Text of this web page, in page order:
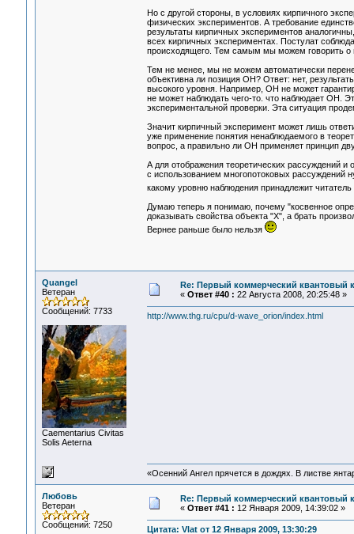
Но с другой стороны, в условиях кирпичного
физических экспериментов. А требование
результаты кирпичных экспериментов
всех кирпичных экспериментах. Постулат
происходящего. Тем самым мы можем говорить о
Тем не менее, мы не можем автоматически
объективна ли позиция ОН? Ответ: нет,
высокого уровня. Например, ОН не может
не может наблюдать чего-то. что наблюдает ОН.
экспериментальной проверки. Эта ситуация
Значит кирпичный эксперимент может лишь
уже применение понятия ненаблюдаемого в
вопрос, а правильно ли ОН применяет принцип
А для отображения теоретических рассуждений и
с использованием многопотоковых рассуждений
какому уровню наблюдения принадлежит
Думаю теперь я понимаю, почему "косвенное
доказывать свойства объекта "Х", а брать
Вернее раньше было нельзя
Quangel
Ветеран
Сообщений: 7733
Сaementarius Civitas
Solis Aeterna
Re: Первый коммерческий квантовый
« Ответ #40 : 22 Августа 2008, 20:25:48 »
http://www.thg.ru/cpu/d-wave_orion/index.html
«Осенний Ангел прячется в дождях. В листве
Любовь
Ветеран
Сообщений: 7250
Re: Первый коммерческий квантовый
« Ответ #41 : 12 Января 2009, 14:39:02 »
Цитата: Vlat от 12 Января 2009, 13:30:29